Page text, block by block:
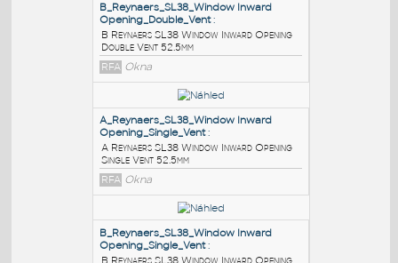
C_Reynaers_SL38_Window Inward
Opening_Double_Vent
C Reynaers SL38 Window Inward Opening
Double Vent 52.5mm
RFA Okna
B_Reynaers_SL38_Window Inward
Opening_Double_Vent:
B Reynaers SL38 Window Inward Opening
Double Vent 52.5mm
RFA Okna